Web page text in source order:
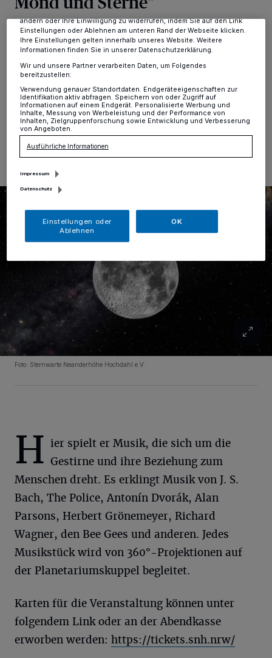
Hochdahl· In Düsseldorf, Mönchengladbach oder
Viersen sind seine Hör-Abende längst Kult. Sein
Programm „Sonne, Mond und Sterne“ bietet Wolfram
Goertz, Musikredakteur der Rheinischen Post, nun auch
22.10.2024 , 15:37 Uhr
Foto: Sternwarte Neanderhöhe Hochdahl e.V.
H ier spielt er Musik, die sich um die
Gestirne und ihre Beziehung zum
Menschen dreht. Es erklingt Musik von J. S.
Bach, The Police, Antonín Dvorák, Alan
Parsons, Herbert Grönemeyer, Richard
Wagner, den Bee Gees und anderen. Jedes
Musikstück wird von 360°-Projektionen auf
der Planetariumskuppel begleitet.
Karten für die Veranstaltung können unter
folgendem Link oder an der Abendkasse
erworben werden: https://tickets.snh.nrw/
Anzeigen möglicherweise nicht mehr so relevant für Sie. Sie können
ändern oder Ihre Einwilligung zu widerrufen, indem Sie auf den Link
Einstellungen oder Ablehnen am unteren Rand der Webseite klicken.
Ihre Einstellungen gelten innerhalb unseres Website. Weitere
Informationen finden Sie in unserer Datenschutzerklärung.
Wir und unsere Partner verarbeiten Daten, um Folgendes
bereitzustellen:
Verwendung genauer Standortdaten. Endgeräteeigenschaften zur
Identifikation aktiv abfragen. Speichern von oder Zugriff auf
Informationen auf einem Endgerät. Personalisierte Werbung und
Inhalte, Messung von Werbeleistung und der Performance von
Inhalten, Zielgruppenforschung sowie Entwicklung und Verbesserung
von Angeboten.
Ausführliche Informationen
Impressum
Datenschutz
Einstellungen oder
Ablehnen
OK